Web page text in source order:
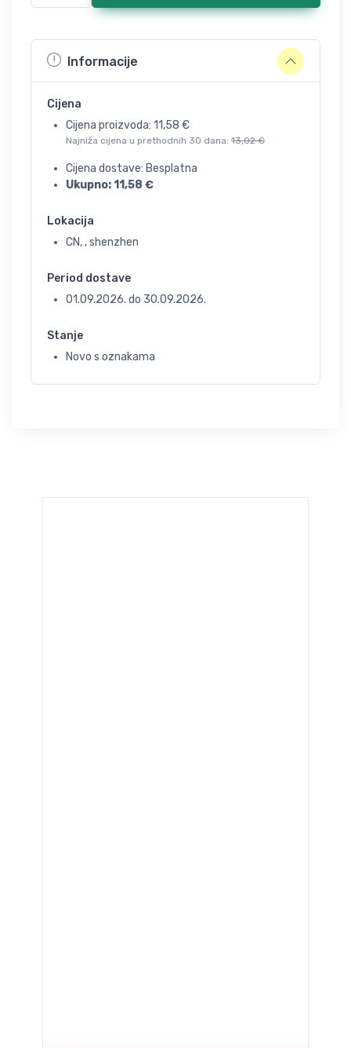
Informacije
Cijena
Cijena proizvoda: 11,58 €
Najniža cijena u prethodnih 30 dana: 13,02 €
Cijena dostave: Besplatna
Ukupno:11,58 €
Lokacija
CN, , shenzhen
Period dostave
01.09.2026. do 30.09.2026.
Stanje
Novo s oznakama